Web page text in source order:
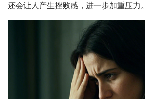
还会让人产生挫败感，进一步加重压力。